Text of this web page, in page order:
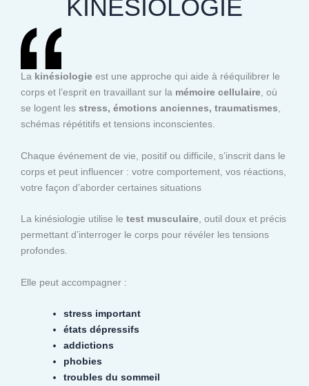
KINÉSIOLOGIE
La kinésiologie est une approche qui aide à rééquilibrer le
corps et l’esprit en travaillant sur la mémoire cellulaire, où
se logent les stress, émotions anciennes, traumatismes,
schémas répétitifs et tensions inconscientes.
Chaque événement de vie, positif ou difficile, s’inscrit dans le
corps et peut influencer : votre comportement, vos réactions,
votre façon d’aborder certaines situations
La kinésiologie utilise le test musculaire, outil doux et précis
permettant d’interroger le corps pour révéler les tensions
profondes.
Elle peut accompagner :
stress important
états dépressifs
addictions
phobies
troubles du sommeil